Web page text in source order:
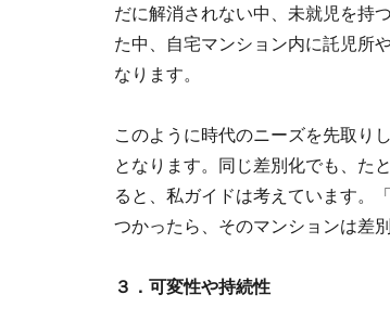
だに解消されない中、未就児を持
た中、自宅マンション内に託児所
なります。
このように時代のニーズを先取り
となります。同じ差別化でも、た
ると、私ガイドは考えています。
つかったら、そのマンションは差
３．可変性や持続性